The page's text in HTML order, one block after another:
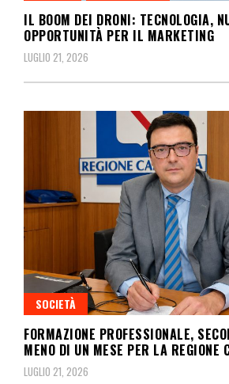
IL BOOM DEI DRONI: TECNOLOGIA,
OPPORTUNITÀ PER IL MARKETING
LUGLIO 21, 2026
SOCIETÀ
FORMAZIONE PROFESSIONALE,
MENO DI UN MESE PER LA REGIONE
LUGLIO 21, 2026